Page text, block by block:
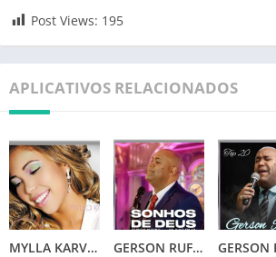
Post Views: 195
APLICATIVOS RELACIONADOS
MYLLA KARVALHO – MINHA VIDA GERSON RUFINO – SONHOS DE DEUS (2024)